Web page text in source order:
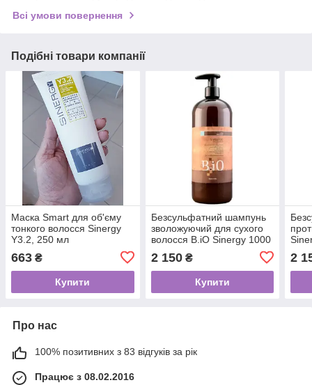
Всі умови повернення
Подібні товари компанії
Маска Smart для об'єму
тонкого волосся Sinergy
Y3.2, 250 мл
663 ₴
Купити
Безсульфатний шампунь
зволожуючий для сухого
волосся B.iO Sinergy 1000
2 150₴
Купити
2
Про нас
100% позитивних з 83 відгуків за рік
Працює з 08.02.2016